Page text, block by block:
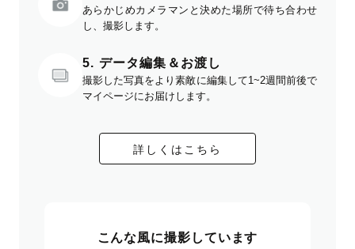
あらかじめカメラマンと決めた場所で待ち合わせ
し、撮影します。
5. データ編集＆お渡し
撮影した写真をより素敵に編集して1~2週間前後で
マイページにお届けします。
詳しくはこちら
こんな風に撮影しています